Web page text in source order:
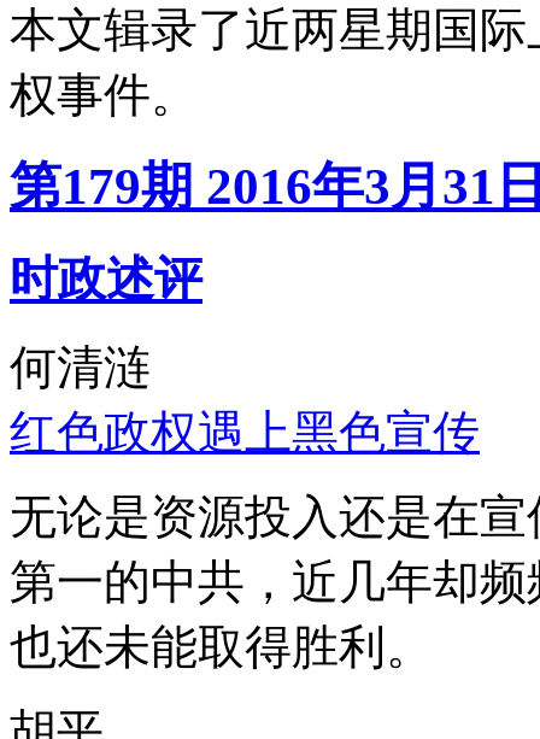
本文辑录了近两星期国
权事件。
第179期 2016年3月31
时政述评
何清涟
红色政权遇上黑色宣传
无论是资源投入还是在
第一的中共，近几年却
也还未能取得胜利。